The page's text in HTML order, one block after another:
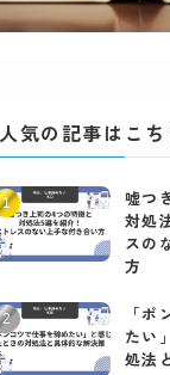
人気の記事はこち
嘘つ
対処
スの
方
「
たい
処法